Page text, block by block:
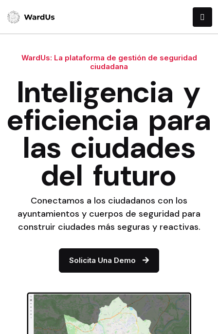
WardUs: La plataforma de gestión de seguridad
ciudadana
Inteligencia y
eficiencia para
las ciudades
del futuro
Conectamos a los ciudadanos con los
ayuntamientos y cuerpos de seguridad para
construir ciudades más seguras y reactivas.
Solicita Una Demo